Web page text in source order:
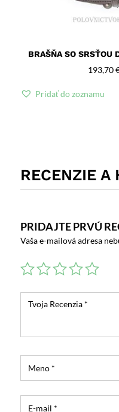
BRAŠŇA SO SRSŤOU
193,70
Pridať do zoznamu
RECENZIE A
PRIDAJTE PRVÚ
Vaša e-mailová adresa